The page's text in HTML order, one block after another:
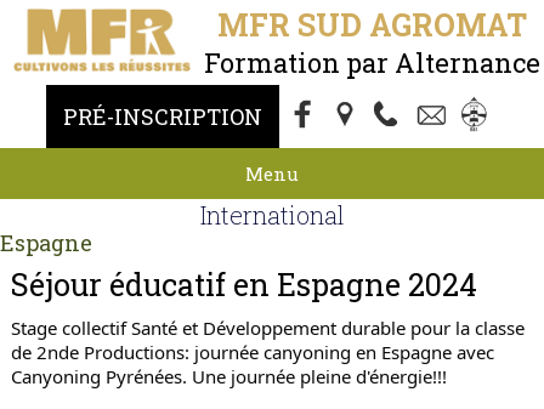
MFR SUD AGROMAT
Formation par Alternance
PRÉ-INSCRIPTION
Menu
International
Espagne
Séjour éducatif en Espagne 2024
Stage collectif Santé et Développement durable pour la classe
de 2nde Productions: journée canyoning en Espagne avec
Canyoning Pyrénées. Une journée pleine d'énergie!!!